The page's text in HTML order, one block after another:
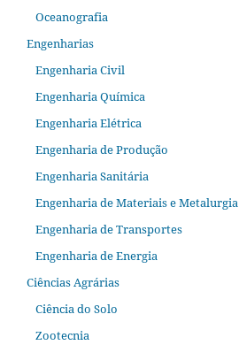
Oceanografia
Engenharias
Engenharia Civil
Engenharia Química
Engenharia Elétrica
Engenharia de Produção
Engenharia Sanitária
Engenharia de Materiais e Metalurgia
Engenharia de Transportes
Engenharia de Energia
Ciências Agrárias
Ciência do Solo
Zootecnia